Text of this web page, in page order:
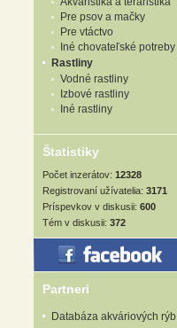
Pre psov a mačky
Pre vtáctvo
Iné chovateľské potreby
Rastliny
Vodné rastliny
Izbové rastliny
Iné rastliny
Štatistiky
Počet inzerátov: 12328
Registrovaní užívatelia: 3171
Príspevkov v diskusii: 600
Tém v diskusii: 372
Partneri
Databáza akváriových rýb